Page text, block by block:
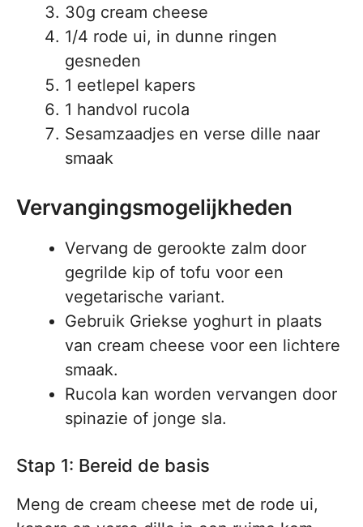
30g cream cheese
1/4 rode ui, in dunne ringen
gesneden
1 eetlepel kapers
1 handvol rucola
Sesamzaadjes en verse dille naar
smaak
Vervangingsmogelijkheden
Vervang de gerookte zalm door
gegrilde kip of tofu voor een
vegetarische variant.
Gebruik Griekse yoghurt in plaats
van cream cheese voor een lichtere
smaak.
Rucola kan worden vervangen door
spinazie of jonge sla.
Stap 1: Bereid de basis
Meng de cream cheese met de rode ui,